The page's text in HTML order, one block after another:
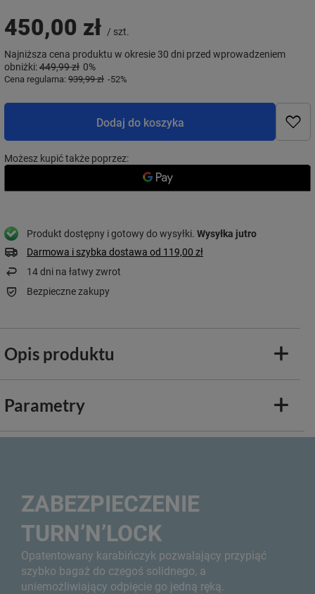
450,00 zł / szt.
Najniższa cena produktu w okresie 30 dni przed wprowadzeniem
obniżki:449,99 zł 0%
Cena regularna: 939,99 zł -52%
Dodaj do koszyka
Możesz kupić także poprzez:
Produkt dostępny i gotowy do wysyłki Wysyłka jutro
Darmowa i szybka dostawa od 119,00 zł
14dni na łatwy zwrot
Bezpieczne zakupy
Opis produktu
Parametry
ZABEZPIECZENIE
TURN’N’LOCK
Opatentowany karabińczyk pozwalający przypiąć
szybko bagaż do czegoś solidnego, a
uniemożliwiający odpięcie go jedną ręką.